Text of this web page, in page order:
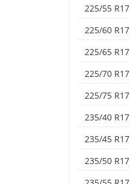
225/55 R17
225/60 R17
225/65 R17
225/70 R17
225/75 R17
235/40 R17
235/45 R17
235/50 R17